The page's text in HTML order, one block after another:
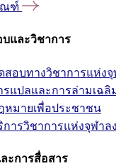
ฑ์
และวิชาการ
สอบทางวิชาการแห่งจุ
แปลและการล่ามเฉลิ
หมายเพื่อประชาชน
การวิชาการแห่งจุฬา
ะการสื่อสาร